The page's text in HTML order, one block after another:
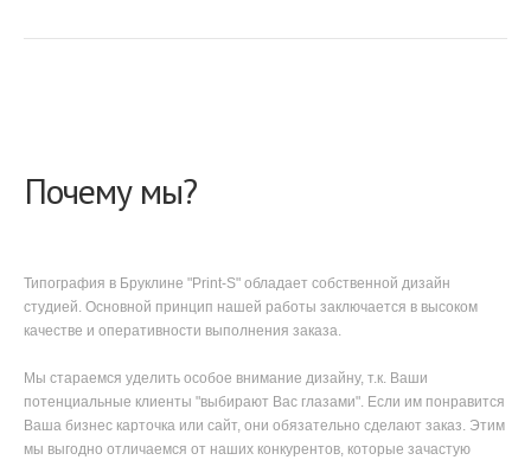
Почему мы?
Типография в Бруклине "Print-S" обладает собственной дизайн
студией. Основной принцип нашей работы заключается в высоком
качестве и оперативности выполнения заказа.
Мы стараемся уделить особое внимание дизайну, т.к. Ваши
потенциальные клиенты "выбирают Вас глазами". Если им понравится
Ваша бизнес карточка или сайт, они обязательно сделают заказ. Этим
мы выгодно отличаемся от наших конкурентов, которые зачастую